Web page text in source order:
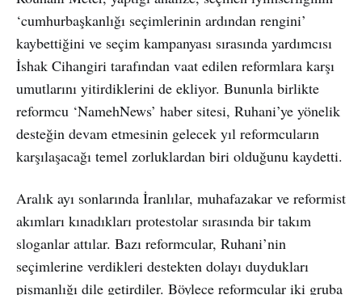
‘cumhurbaşkanlığı seçimlerinin ardından rengini’
kaybettiğini ve seçim kampanyası sırasında yardımcısı
İshak Cihangiri tarafından vaat edilen reformlara karşı
umutlarını yitirdiklerini de ekliyor. Bununla birlikte
reformcu ‘NamehNews’ haber sitesi, Ruhani’ye yönelik
desteğin devam etmesinin gelecek yıl reformcuların
karşılaşacağı temel zorluklardan biri olduğunu kaydetti.
Aralık ayı sonlarında İranlılar, muhafazakar ve reformist
akımları kınadıkları protestolar sırasında bir takım
sloganlar attılar. Bazı reformcular, Ruhani’nin
seçimlerine verdikleri destekten dolayı duydukları
pişmanlığı dile getirdiler. Böylece reformcular iki gruba